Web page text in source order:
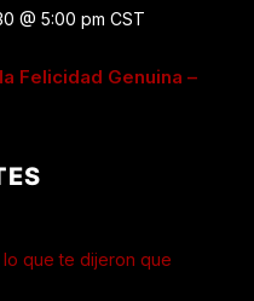
@ 5:00 pm CST
Felicidad Genuina –
que te dijeron que